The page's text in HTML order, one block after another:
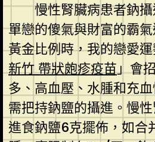
慢性腎臟病患者鈉
單戀的傻氣與財富的霸
黃金比例時，我的戀愛
新竹 帶狀皰疹疫苗」會
多、高血壓、水腫和充
需把持鈉鹽的攝進。慢
進食鈉鹽6克擺佈，如合